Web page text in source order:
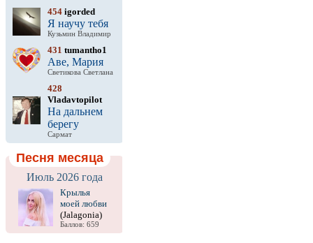
454 igorded
Я научу тебя
Кузьмин Владимир
431 tumantho1
Аве, Мария
Светикова Светлана
428
Vladavtopilot
На дальнем
берегу
Сармат
Песня месяца
Июль 2026 года
Крылья
моей любви
(Jalagonia)
Баллов: 659